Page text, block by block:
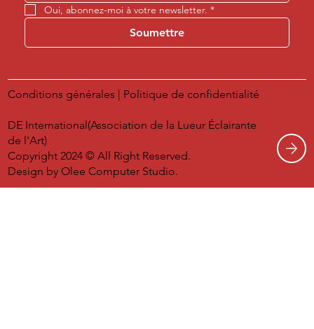
Oui, abonnez-moi à votre newsletter. *
Soumettre
Conditions générales | Politique de confidentialité
DE International(Association de la Lueur Éclairante
de l'Art)
Copyright 2024 © All Right Reserved.
Design byOlee Computer Studio.